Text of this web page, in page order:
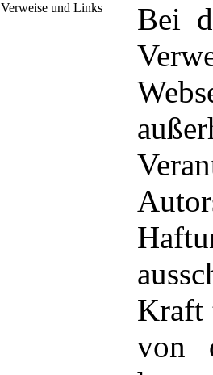
Verweise und Links
Bei
Kraft
von